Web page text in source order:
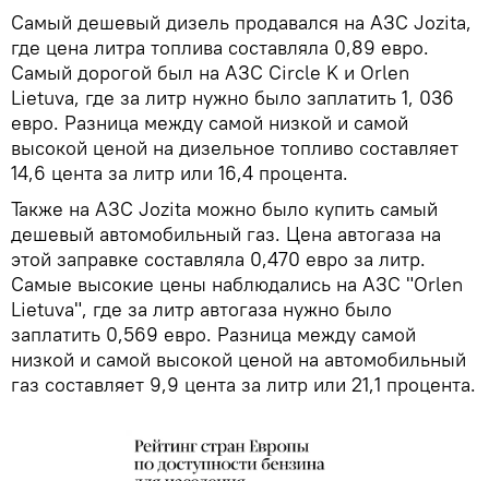
Самый дешевый дизель продавался на АЗС Jozita,
где цена литра топлива составляла 0,89 евро.
Самый дорогой был на АЗС Circle K и Orlen
Lietuva, где за литр нужно было заплатить 1, 036
евро. Разница между самой низкой и самой
высокой ценой на дизельное топливо составляет
14,6 цента за литр или 16,4 процента.
Также на АЗС Jozita можно было купить самый
дешевый автомобильный газ. Цена автогаза на
этой заправке составляла 0,470 евро за литр.
Самые высокие цены наблюдались на АЗС "Orlen
Lietuva", где за литр автогаза нужно было
заплатить 0,569 евро. Разница между самой
низкой и самой высокой ценой на автомобильный
газ составляет 9,9 цента за литр или 21,1 процента.